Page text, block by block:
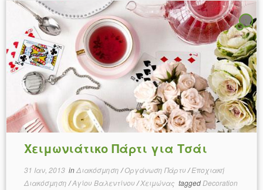
1
Χειμωνιάτικο Πάρτι για Τσάι
31 Ιαν, 2013inΔιακόσμηση /Οργάνωση Πάρτυ /Εποχιακή
Διακόσμηση /Αγίου Βαλεντίνου /Χειμώνας tagged Decoration